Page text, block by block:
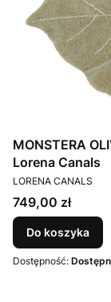
MONSTERA
Lorena Canals
PRODUCENT
LORENA CANALS
Cena
749,00 zł
Do koszyka
Dostępność: